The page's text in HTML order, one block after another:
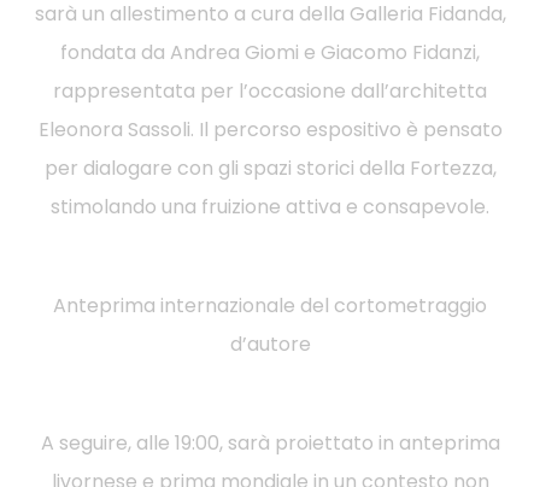
sarà un allestimento a cura della Galleria Fidanda,
fondata da Andrea Giomi e Giacomo Fidanzi,
rappresentata per l’occasione dall’architetta
Eleonora Sassoli. Il percorso espositivo è pensato
per dialogare con gli spazi storici della Fortezza,
stimolando una fruizione attiva e consapevole.
Anteprima internazionale del cortometraggio
d’autore
A seguire, alle 19:00, sarà proiettato in anteprima
livornese e prima mondiale in un contesto non